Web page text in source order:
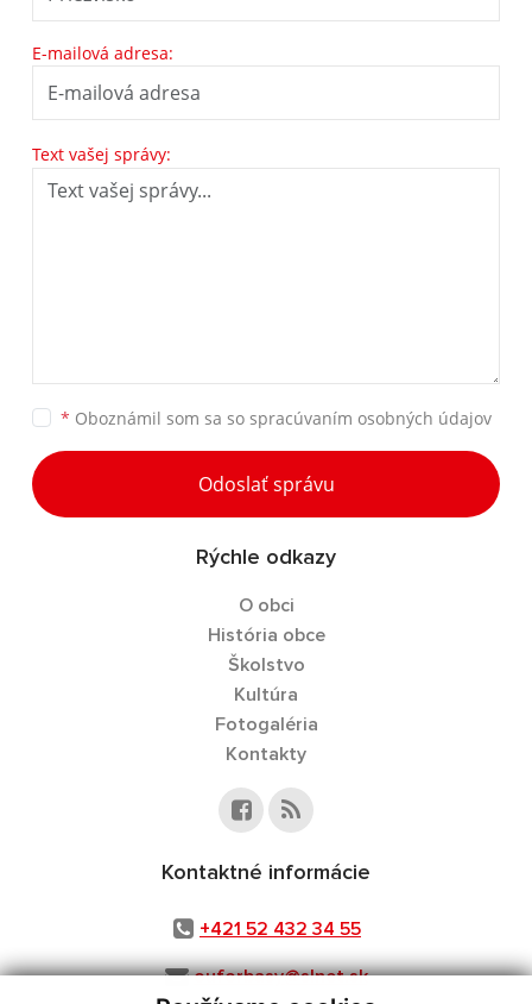
E-mailová adresa:
Text vašej správy:
* Oboznámil som sa so spracúvaním osobných údajov
Odoslať správu
Rýchle odkazy
O obci
História obce
Školstvo
Kultúra
Fotogaléria
Kontakty
Kontaktné informácie
+421 52 432 34 55
ouforbasy@slnet.sk